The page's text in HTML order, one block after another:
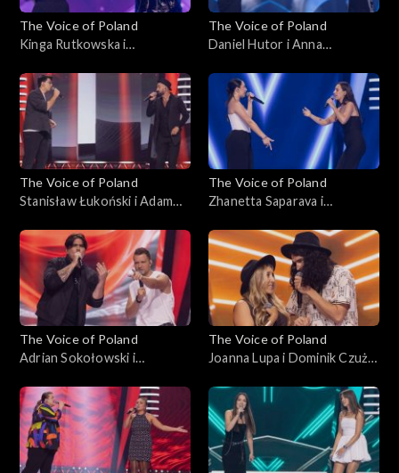
The Voice of Poland
Kinga Rutkowska i
„Love in the Dark”, „The
Voice of Poland”, Bitwy, 25
października 2025
The Voice of Poland
Daniel Hutor i Anna
Reason”, „The Voice of
Poland”, Bitwy, 25
października 2025
The Voice of Poland
Stanisław Łukoński i Adam
Magdaleno”, „The Voice of
Poland”, Bitwy, 25
października 2025
The Voice of Poland
Zhanetta Saparava i
Are Doin’ It for Themselves”,
„The Voice of Poland”, Bitwy,
25 października 2025
The Voice of Poland
Adrian Sokołowski i
Do You Believe In?”; „The
Voice of Poland”, Bitwy, 18
października 2025
The Voice of Poland
Joanna Lupa i Dominik Czuż –
Poland”, Bitwy, 18
października 2025